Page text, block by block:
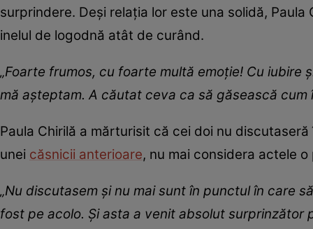
surprindere. Deși relația lor este una solidă,
inelul de logodnă atât de curând.
„Foarte frumos, cu foarte multă emoție! Cu
mă așteptam. A căutat ceva ca să găsească cum
Paula Chirilă a mărturisit că cei doi nu
unei căsnicii anterioare, nu mai considera actele
„Nu discutasem și nu mai sunt în punctul în care
fost pe acolo. Și asta a venit absolut surprinzător